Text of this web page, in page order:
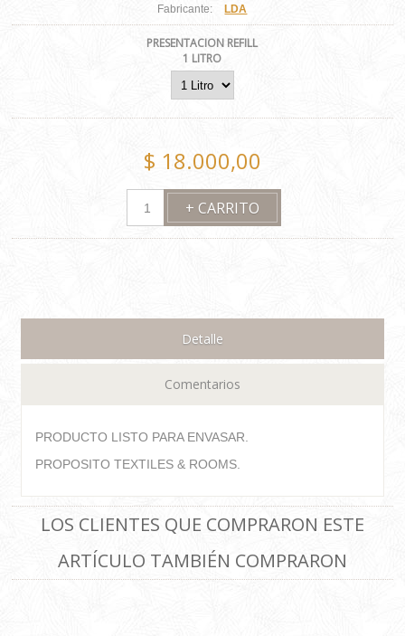
Fabricante: LDA
PRESENTACION REFILL
1 LITRO
$ 18.000,00
Detalle
Comentarios
PRODUCTO LISTO PARA ENVASAR.
PROPOSITO TEXTILES & ROOMS.
LOS CLIENTES QUE COMPRARON ESTE
ARTÍCULO TAMBIÉN COMPRARON